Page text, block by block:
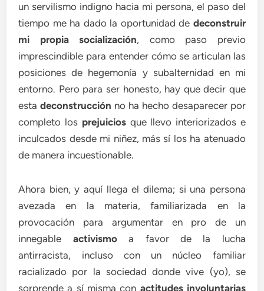
un servilismo indigno hacia mi persona, el paso del
tiempo me ha dado la oportunidad de deconstruir
mi propia socialización, como paso previo
imprescindible para entender cómo se articulan las
posiciones de hegemonía y subalternidad en mi
entorno. Pero para ser honesto, hay que decir que
estadeconstrucción no ha hecho desaparecer por
completo los prejuiciosque llevo interiorizados e
inculcados desde mi niñez, más sí los ha atenuado
de manera incuestionable.
Ahora bien, y aquí llega el dilema; si una persona
avezada en la materia, familiarizada en la
provocación para argumentar en pro de un
innegable activismoa favor de la lucha
antirracista, incluso con un núcleo familiar
racializado por la sociedad donde vive (yo), se
sorprende a sí misma con actitudes involuntarias